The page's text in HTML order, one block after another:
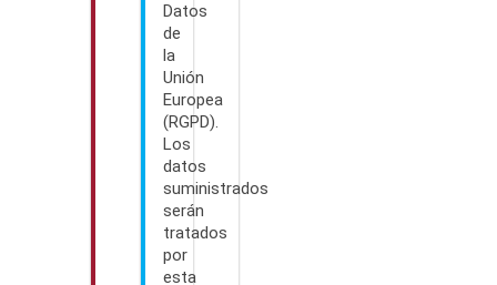
Datos
de
la
Unión
Europea
(RGPD).
Los
datos
suministrados
serán
tratados
por
esta